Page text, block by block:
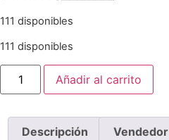
original
era:
$ 179.900.$ 148.900.
111 disponibles
111 disponibles
COMBO
GAMER
TECLADO
AUDÍFONOS
cantidad
Añadir al carrito
Descripción Vendedor